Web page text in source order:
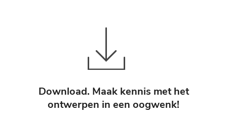
Download. Maak kennis met het
ontwerpen in een oogwenk!